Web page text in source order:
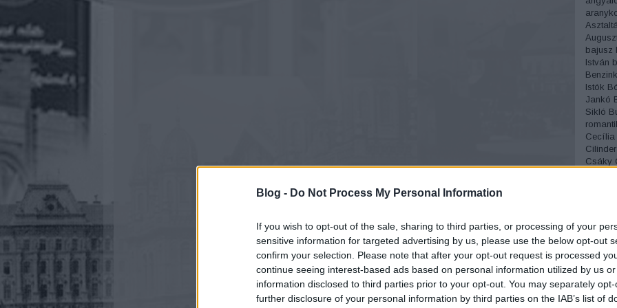
Blog - Do Not Process My Personal Information
If you wish to opt-out of the sale, sharing to third parties, or processing of your
sensitive information for targeted advertising by us, please use the below opt-out
confirm your selection. Please note that after your opt-out request is processed
continue seeing interest-based ads based on personal information utilized by us
information disclosed to third parties prior to your opt-out. You may separately
further disclosure of your personal information by third parties on the IAB’s list of
bajusz
István
Istók
Jankó
Sikló
Cecília
Cilinder
Csáky
Erdélyi
Miksa
Fedák
József
temető